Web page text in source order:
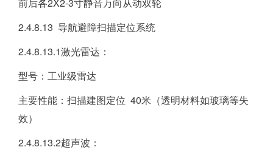
2.4.8.13 导航避障扫描定位系统
2.4.8.13.1激光雷达：
型号：工业级雷达
主要性能：扫描建图定位 40米（透明材料如玻璃等失
效）
2.4.8.13.2超声波：